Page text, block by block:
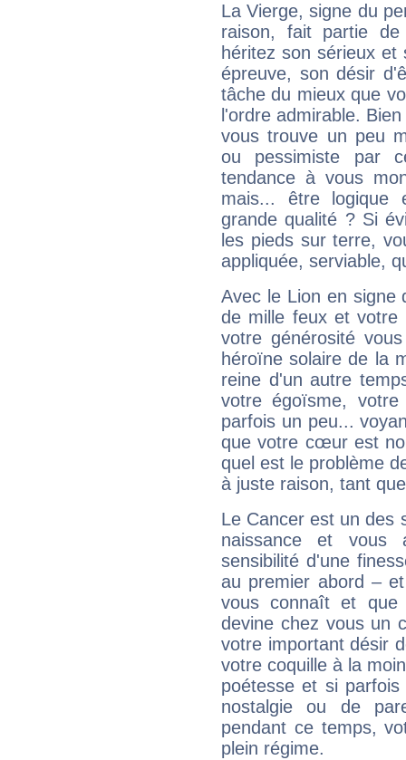
La Vierge, signe du
raison, fait partie
héritez son sérieux
épreuve, son désir
tâche du mieux que
l'ordre admirable.
vous trouve un peu
ou pessimiste par
tendance à vous
mais... être logique
grande qualité ? Si
les pieds sur terre,
appliquée, serviable,
Avec le Lion en signe
de mille feux et votre
votre générosité
héroïne solaire de la
reine d'un autre
votre égoïsme,
parfois un peu...
que votre cœur est
quel est le problème
à juste raison, tant
Le Cancer est un des
naissance et vous
sensibilité d'une
au premier abord –
vous connaît et
devine chez vous un
votre important désir
votre coquille à la
poétesse et si
nostalgie ou de
pendant ce temps,
plein régime.